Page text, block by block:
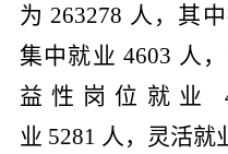
为 263278 人，其
集中就业 4603 人
益性岗位就业
业 5281 人，灵活就